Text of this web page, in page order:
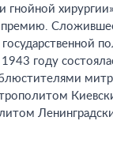
гнойной
году